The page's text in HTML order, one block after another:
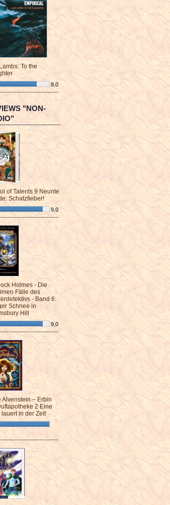
To the
8,0
"NON-
of Talents 9 Neunte
Schatzfieber!
9,0
Holmes - Die
Fälle des
- Band 6:
Schnee in
Hill
9,0
Alvenstein – Erbin
2 Eine
lauert in der Zeit